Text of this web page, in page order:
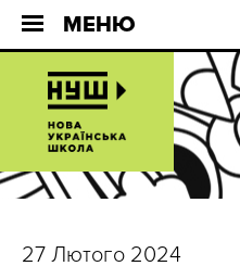
МЕНЮ
27 Лютого 2024